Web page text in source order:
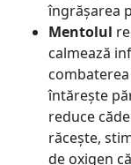
îngrășarea
Mentolul
calmează
întărește
reduce
răcește,
de oxigen